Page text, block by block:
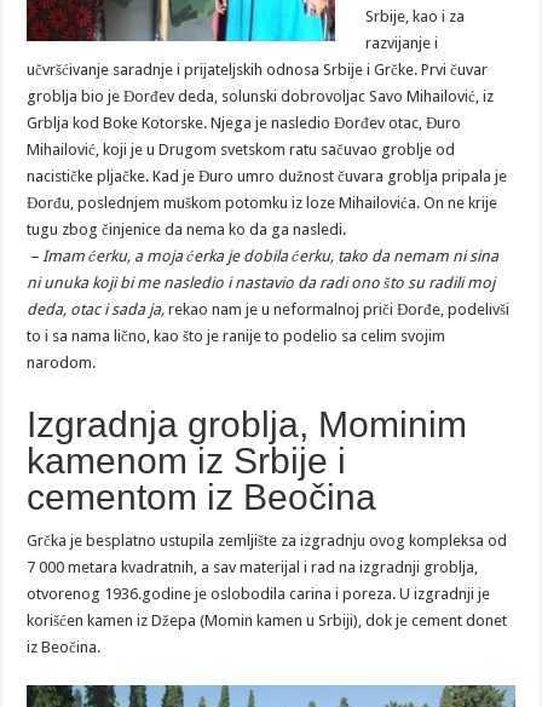
Srbije, kao i za
razvijanje i
učvršćivanje saradnje i prijateljskih odnosa Srbije i Grčke. Prvi čuvar
groblja bio je Đorđev deda, solunski dobrovoljac Savo Mihailović, iz
Grblja kod Boke Kotorske. Njega je nasledio Đorđev otac, Đuro
Mihailović, koji je u Drugom svetskom ratu sačuvao groblje od
nacističke pljačke. Kad je Đuro umro dužnost čuvara groblja pripala je
Đorđu, poslednjem muškom potomku iz loze Mihailovića. On ne krije
tugu zbog činjenice da nema ko da ga nasledi.
– Imam ćerku, a moja ćerka je dobila ćerku, tako da nemam ni sina
ni unuka koji bi me nasledio i nastavio da radi ono što su radili moj
deda, otac i sada ja,rekao nam je u neformalnoj priči Đorđe, podelivši
to i sa nama lično, kao što je ranije to podelio sa celim svojim
narodom.
Izgradnja groblja, Mominim
kamenom iz Srbije i
cementom iz Beočina
Grčka je besplatno ustupila zemljište za izgradnju ovog kompleksa od
7 000 metara kvadratnih, a sav materijal i rad na izgradnji groblja,
otvorenog 1936.godine je oslobodila carina i poreza. U izgradnji je
korišćen kamen iz Džepa (Momin kamen u Srbiji), dok je cement donet
iz Beočina.